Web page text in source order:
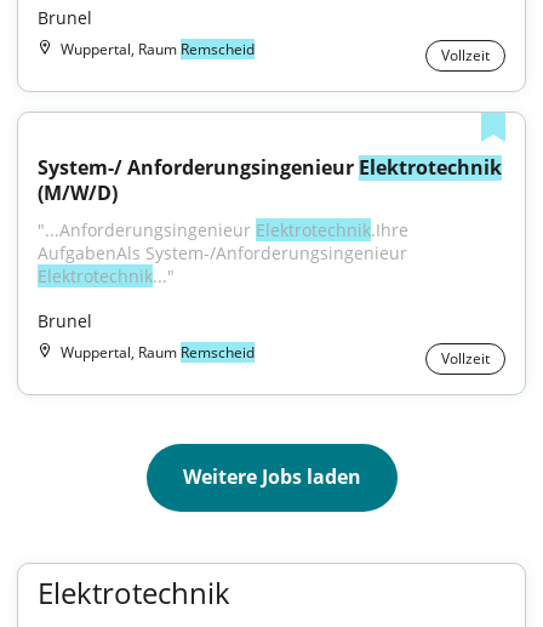
Brunel
Wuppertal, Raum Remscheid Vollzeit
System-/ Anforderungsingenieur Elektrotechnik
(M/W/D)
"...Anforderungsingenieur Elektrotechnik.Ihre
Elektrotechnik..."
Brunel
Wuppertal, Raum Remscheid Vollzeit
Weitere Jobs laden
Elektrotechnik